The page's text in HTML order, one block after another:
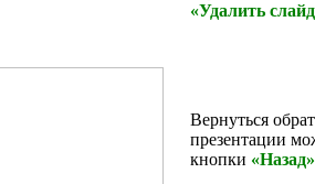
«Удалить
Вернуться
презентации
кнопки «Назад»